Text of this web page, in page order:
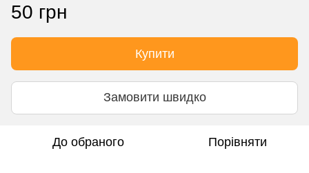
50 грн
Купити
Замовити швидко
До обраного Порівняти